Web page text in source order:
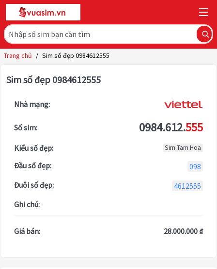
Trang chủ / Sim số đẹp 0984612555
Sim số đẹp 0984612555
Nhà mạng:
Số sim: 0984.612.555
Kiểu số đẹp: Sim Tam Hoa
Đầu số đẹp:
098
Đuôi số đẹp:
4612555
Ghi chú:
Giá bán: 28.000.000 ₫